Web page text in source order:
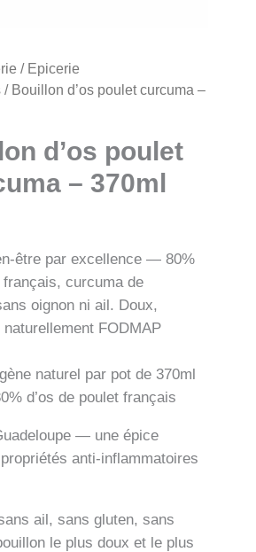
/ Epicerie
/ Bouillon d’os poulet curcuma –
d’os poulet
– 370ml
être par excellence — 80%
français, curcuma de
oignon ni ail. Doux,
FODMAP
naturel par pot de 370ml
d’os de poulet français
— une épice
anti-inflammatoires
ail, sans gluten, sans
le plus doux et le plus